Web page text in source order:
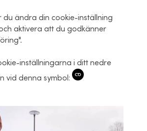
du ändra din cookie-inställning
aktivera att du godkänner
inställningarna i ditt nedre
vid denna symbol: